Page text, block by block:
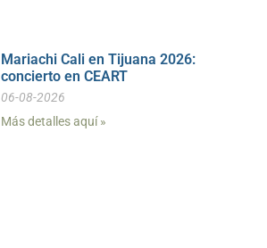
Mariachi Cali en Tijuana 2026:
concierto en CEART
06-08-2026
Más detalles aquí »